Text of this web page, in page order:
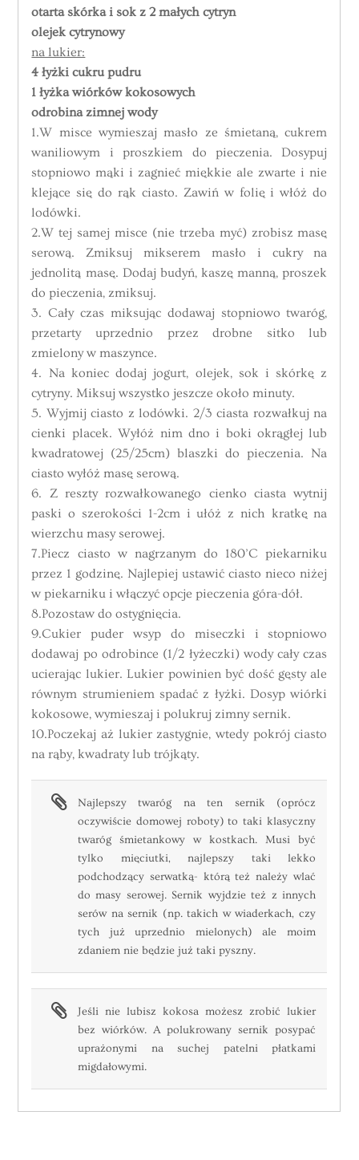
otarta skórka i sok z 2 małych cytryn
olejek cytrynowy
na lukier:
4 łyżki cukru pudru
1 łyżka wiórków kokosowych
odrobina zimnej wody
1.W misce wymieszaj masło ze śmietaną, cukrem
waniliowym i proszkiem do pieczenia. Dosypuj
stopniowo mąki i zagnieć miękkie ale zwarte i nie
klejące się do rąk ciasto. Zawiń w folię i włóż do
lodówki.
2.W tej samej misce (nie trzeba myć) zrobisz masę
serową. Zmiksuj mikserem masło i cukry na
jednolitą masę. Dodaj budyń, kaszę manną, proszek
do pieczenia, zmiksuj.
3. Cały czas miksując dodawaj stopniowo twaróg,
przetarty uprzednio przez drobne sitko lub
zmielony w maszynce.
4. Na koniec dodaj jogurt, olejek, sok i skórkę z
cytryny. Miksuj wszystko jeszcze około minuty.
5. Wyjmij ciasto z lodówki. 2/3 ciasta rozwałkuj na
cienki placek. Wyłóż nim dno i boki okrągłej lub
kwadratowej (25/25cm) blaszki do pieczenia. Na
ciasto wyłóż masę serową.
6. Z reszty rozwałkowanego cienko ciasta wytnij
paski o szerokości 1-2cm i ułóż z nich kratkę na
wierzchu masy serowej.
7.Piecz ciasto w nagrzanym do 180’C piekarniku
przez 1 godzinę. Najlepiej ustawić ciasto nieco niżej
w piekarniku i włączyć opcje pieczenia góra-dół.
8.Pozostaw do ostygnięcia.
9.Cukier puder wsyp do miseczki i stopniowo
dodawaj po odrobince (1/2 łyżeczki) wody cały czas
ucierając lukier. Lukier powinien być dość gęsty ale
równym strumieniem spadać z łyżki. Dosyp wiórki
kokosowe, wymieszaj i polukruj zimny sernik.
10.Poczekaj aż lukier zastygnie, wtedy pokrój ciasto
na rąby, kwadraty lub trójkąty.
Najlepszy twaróg na ten sernik (oprócz
oczywiście domowej roboty) to taki klasyczny
twaróg śmietankowy w kostkach. Musi być
tylko mięciutki, najlepszy taki lekko
podchodzący serwatką- którą też należy wlać
do masy serowej. Sernik wyjdzie też z innych
serów na sernik (np. takich w wiaderkach, czy
tych już uprzednio mielonych) ale moim
zdaniem nie będzie już taki pyszny.
Jeśli nie lubisz kokosa możesz zrobić lukier
bez wiórków. A polukrowany sernik posypać
uprażonymi na suchej patelni płatkami
migdałowymi.